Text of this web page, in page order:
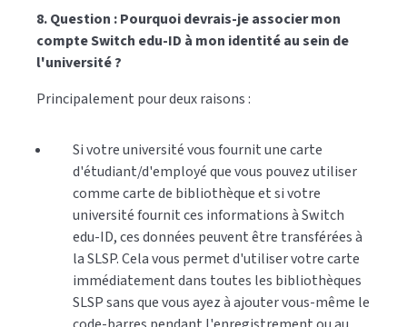
8. Question : Pourquoi devrais-je associer mon
compte Switch edu-ID à mon identité au sein de
l'université ?
Principalement pour deux raisons :
Si votre université vous fournit une carte
d'étudiant/d'employé que vous pouvez utiliser
comme carte de bibliothèque et si votre
université fournit ces informations à Switch
edu-ID, ces données peuvent être transférées à
la SLSP. Cela vous permet d'utiliser votre carte
immédiatement dans toutes les bibliothèques
SLSP sans que vous ayez à ajouter vous-même le